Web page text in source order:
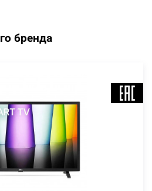
бренда